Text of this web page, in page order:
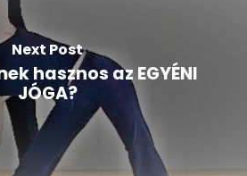
Next Post
hasznos az EGYÉNI
JÓGA?